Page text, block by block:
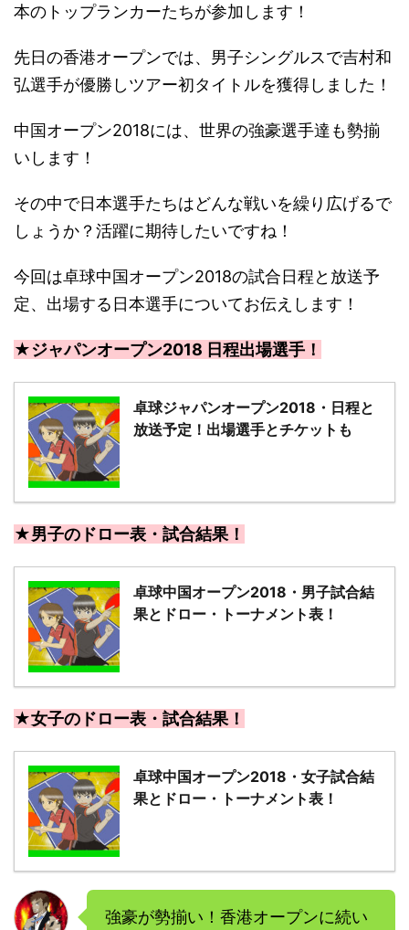
本のトップランカーたちが参加します！
先日の香港オープンでは、男子シングルスで吉村和
弘選手が優勝しツアー初タイトルを獲得しました！
中国オープン2018には、世界の強豪選手達も勢揃
いします！
その中で日本選手たちはどんな戦いを繰り広げるで
しょうか？活躍に期待したいですね！
今回は卓球中国オープン2018の試合日程と放送予
定、出場する日本選手についてお伝えします！
★ジャパンオープン2018 日程出場選手！
卓球ジャパンオープン2018・日程と
放送予定！出場選手とチケットも
★男子のドロー表・試合結果！
卓球中国オープン2018・男子試合結
果とドロー・トーナメント表！
★女子のドロー表・試合結果！
卓球中国オープン2018・女子試合結
果とドロー・トーナメント表！
強豪が勢揃い！香港オープンに続い